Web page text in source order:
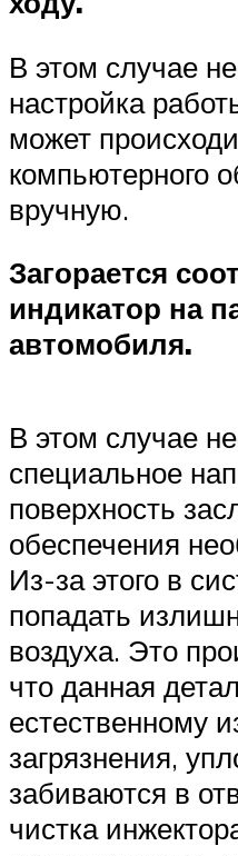
Меню
В этом случае
настройка
может
компьютерного
вручную.
Загорается
индикатор на
автомобиля.
В этом случае
специальное
поверхность
обеспечения
Из-за этого в
попадать
воздуха. Это
что данная
естественному
загрязнения,
забиваются в
чистка